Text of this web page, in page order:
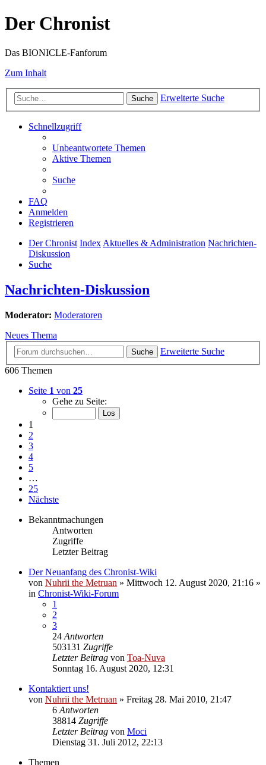
Der Chronist
Das BIONICLE-Fanforum
Zum Inhalt
Suche Erweiterte Suche
Schnellzugriff
Unbeantwortete Themen
Aktive Themen
Suche
FAQ
Anmelden
Registrieren
Der Chronist IndexAktuelles & Administration Nachrichten-
Diskussion
Suche
Nachrichten-Diskussion
Moderator: Moderatoren
Neues Thema
Suche
Erweiterte Suche
606 Themen
Seite 1 von 25
Gehe zu Seite:
1
2
3
4
5
…
25
Nächste
Bekanntmachungen
Antworten
Zugriffe
Letzter Beitrag
Der Neuanfang des Chronist-Wiki
von Nuhrii the Metruan » Mittwoch 12. August 2020, 21:16 »
in Chronist-Wiki-Forum
1
2
3
24 Antworten
503131 Zugriffe
Letzter Beitrag von Toa-Nuva
Sonntag 16. August 2020, 12:31
Kontaktiert uns!
von Nuhrii the Metruan » Freitag 28. Mai 2010, 21:47
6 Antworten
38814 Zugriffe
Letzter Beitrag von Moci
Dienstag 31. Juli 2012, 22:13
Themen